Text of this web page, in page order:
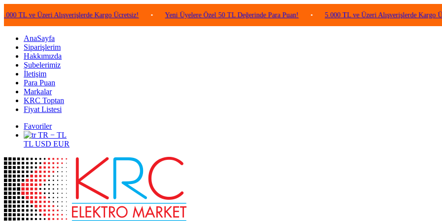
Üzeri Alışverişlerde Kargo Ücretsiz! • Yeni Üyelere Özel 50 TL Değerinde Para Puan! • 5.000 TL ve Üzeri Alışverişlerde Kargo Ücretsiz!
AnaSayfa
Siparişlerim
Hakkımızda
Şubelerimiz
İletişim
Para Puan
Markalar
KRC Toptan
Fiyat Listesi
Favoriler
TR − TL
TL USD EUR